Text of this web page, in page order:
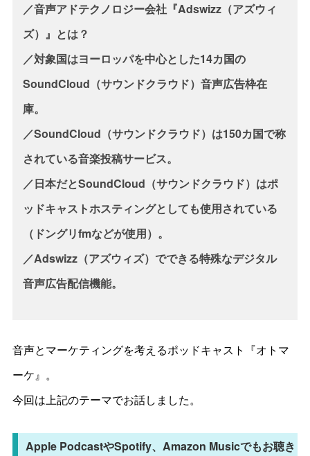
／音声アドテクノロジー会社『Adswizz（アズウィ
ズ）』とは？
／対象国はヨーロッパを中心とした14カ国の
SoundCloud（サウンドクラウド）音声広告枠在
庫。
／SoundCloud（サウンドクラウド）は150カ国で称
されている音楽投稿サービス。
／日本だとSoundCloud（サウンドクラウド）はポ
ッドキャストホスティングとしても使用されている
（ドングリfmなどが使用）。
／Adswizz（アズウィズ）でできる特殊なデジタル
音声広告配信機能。
音声とマーケティングを考えるポッドキャスト『オトマ
ーケ』。
今回は上記のテーマでお話しました。
Apple PodcastやSpotify、Amazon Musicでもお聴き